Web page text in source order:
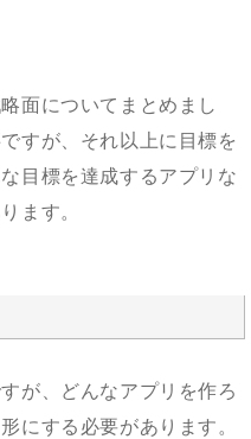
面についてまとめまし
すが、それ以上に目標を
目標を達成するアプリな
ます。
が、どんなアプリを作ろ
にする必要があります。